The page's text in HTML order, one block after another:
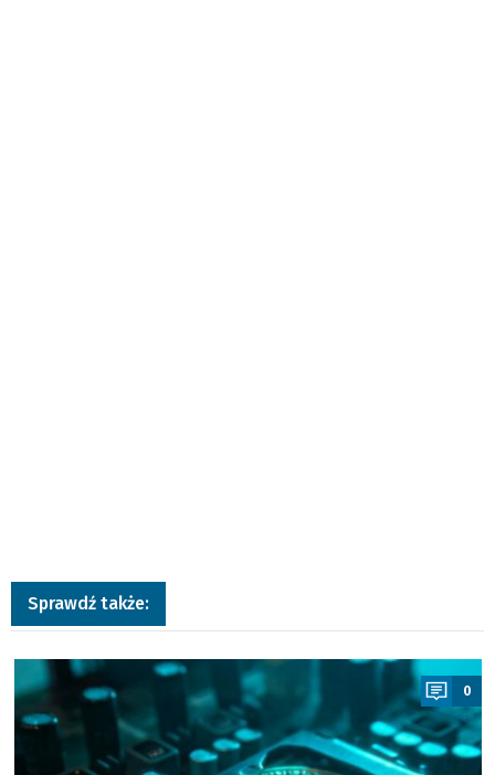
Sprawdź także:
a
0